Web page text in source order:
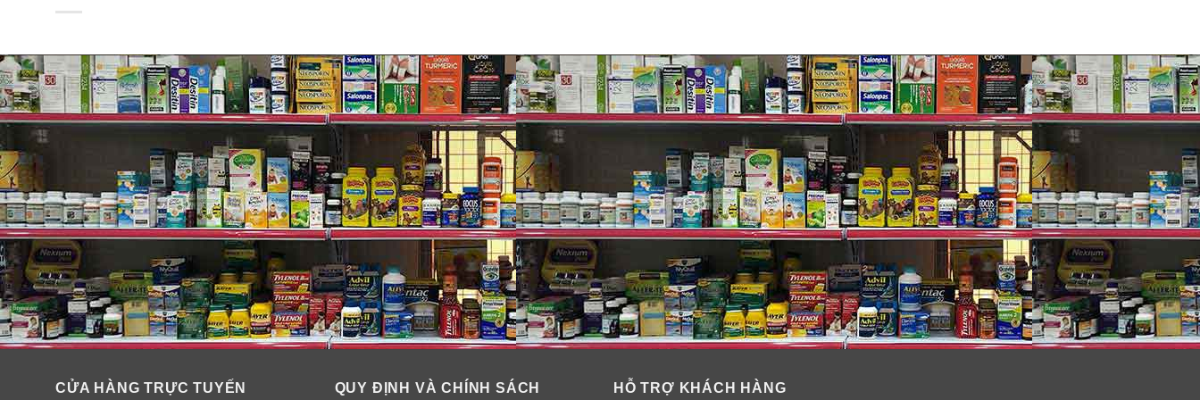
✓Dinh dưỡng vượt trội cho cơ thể.
✓Giảm cân tốt; hỗ trợ hệ tiêu hóa.
✓ Cung cấp năng lượng cho hoạt động của não, hệ thần kinh.
CỬA HÀNG TRỰC TUYẾN QUY ĐỊNH VÀ CHÍNH SÁCH HỖ TRỢ KHÁCH HÀNG